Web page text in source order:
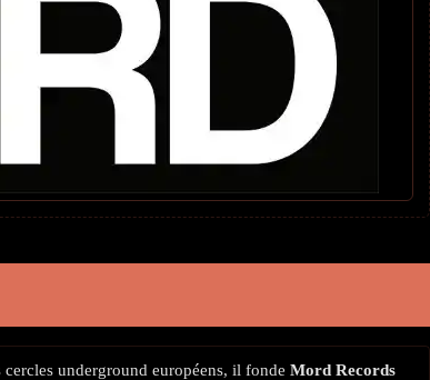
underground européens, il fonde Mord Records